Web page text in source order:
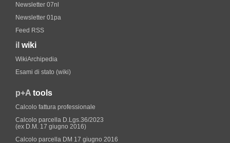
Newsletter 07nl
Newsletter 01pa
Feed RSS
il wiki
WikiArchipedia
Esami di stato (wiki)
p+A tools
Calcolo fattura professionale
Calcolo parcella D.Lgs.36/2023
(ex D.M. 17 giugno 2016)
Calcolo parcella DM 17 giugno 2016